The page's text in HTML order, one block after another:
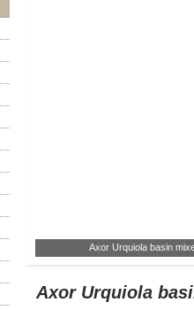
Axor Urquiola basin
Axor Urquiola